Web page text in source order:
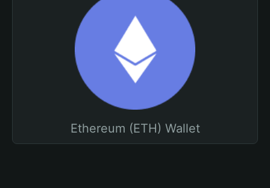
Ethereum (ETH) Wallet